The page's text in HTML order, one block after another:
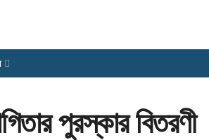
পুরস্কার বিতরণী